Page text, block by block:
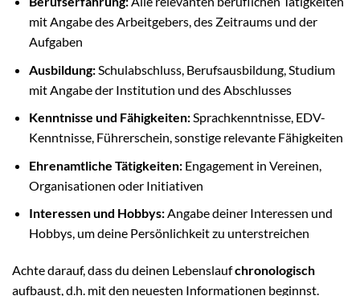
mit Angabe des Arbeitgebers, des Zeitraums und der
Aufgaben
Ausbildung:Schulabschluss, Berufsausbildung, Studium
mit Angabe der Institution und des Abschlusses
Kenntnisse und Fähigkeiten:Sprachkenntnisse, EDV-
Kenntnisse, Führerschein, sonstige relevante Fähigkeiten
Ehrenamtliche Tätigkeiten:Engagement in Vereinen,
Organisationen oder Initiativen
Interessen und Hobbys:Angabe deiner Interessen und
Hobbys, um deine Persönlichkeit zu unterstreichen
Achte darauf, dass du deinen Lebenslaufchronologisch
aufbaust, d.h. mit den neuesten Informationen beginnst.